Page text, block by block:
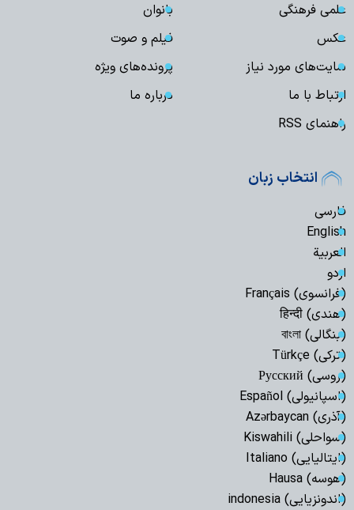
علمی فرهنگی
بانوان
عکس
فیلم و صوت
سایت‌های مورد نیاز
پرونده‌های ویژه
ارتباط با ما
درباره ما
راهنمای RSS
انتخاب زبان
فارسی
English
العربیة
اردو
(فرانسوی) Français
(هندی) हिन्दी
(بنگالی) বাংলা
(ترکی) Türkçe
(روسی) Русский
(اسپانیولی) Español
(آذری) Azərbaycan
(سواحلی) Kiswahili
(ایتالیایی) Italiano
(هوسه) Hausa
(اندونزیایی) indonesia